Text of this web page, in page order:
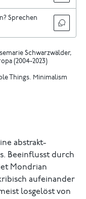
Sprechen
Schwarzwälder,
(2004-2023)
Things. Minimalism
abstrakt-
Beeinflusst durch
Mondrian
aufeinander
losgelöst von